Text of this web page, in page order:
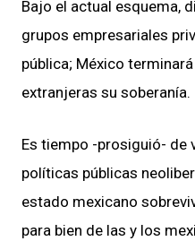
Bajo el actual esquema,
grupos empresariales
pública; México
extranjeras su soberanía.
Es tiempo -prosiguió- de
políticas públicas
estado mexicano
para bien de las y los